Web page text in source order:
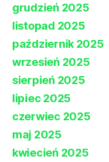
grudzień 2025
listopad 2025
październik 2025
wrzesień 2025
sierpień 2025
lipiec 2025
czerwiec 2025
maj 2025
kwiecień 2025